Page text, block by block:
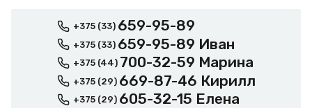
+375 (33) 659-95-89
+375 (33) 659-95-89 Иван
+375 (44) 700-32-59 Марина
+375 (29) 669-87-46 Кирилл
+375 (29) 605-32-15 Елена